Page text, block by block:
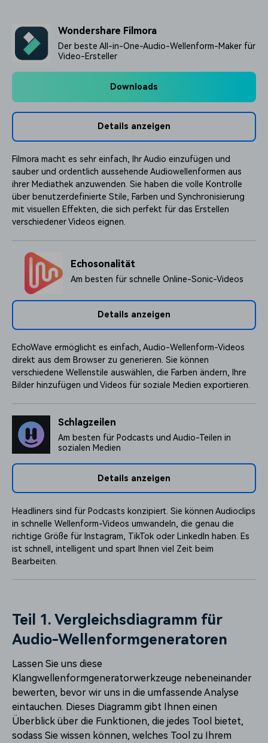
Wondershare Filmora
Der beste All-in-One-Audio-Wellenform-Maker für
Video-Ersteller
Downloads
Details anzeigen
Filmora macht es sehr einfach, Ihr Audio einzufügen und
sauber und ordentlich aussehende Audiowellenformen aus
ihrer Mediathek anzuwenden. Sie haben die volle Kontrolle
über benutzerdefinierte Stile, Farben und Synchronisierung
mit visuellen Effekten, die sich perfekt für das Erstellen
verschiedener Videos eignen.
Echosonalität
Am besten für schnelle Online-Sonic-Videos
Details anzeigen
EchoWave ermöglicht es einfach, Audio-Wellenform-Videos
direkt aus dem Browser zu generieren. Sie können
verschiedene Wellenstile auswählen, die Farben ändern, Ihre
Bilder hinzufügen und Videos für soziale Medien exportieren.
Schlagzeilen
Am besten für Podcasts und Audio-Teilen in
sozialen Medien
Details anzeigen
Headliners sind für Podcasts konzipiert. Sie können Audioclips
in schnelle Wellenform-Videos umwandeln, die genau die
richtige Größe für Instagram, TikTok oder LinkedIn haben. Es
ist schnell, intelligent und spart Ihnen viel Zeit beim
Bearbeiten.
Teil 1. Vergleichsdiagramm für
Audio-Wellenformgeneratoren
Lassen Sie uns diese
Klangwellenformgeneratorwerkzeuge nebeneinander
bewerten, bevor wir uns in die umfassende Analyse
eintauchen. Dieses Diagramm gibt Ihnen einen
Überblick über die Funktionen, die jedes Tool bietet,
sodass Sie wissen können, welches Tool zu Ihrem